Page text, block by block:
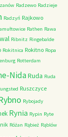
Radzewo Radzieje
Radzyń Rajkowo
Rathen Rawa
Ribnitz Ringebalde
Rokitnica Rokitno Ropa
Rotterdam
NidaRuda Ruda
Ruszczyce
Rybojady
Rynia Rypin Ryte
Różan Rąbież Rąblów